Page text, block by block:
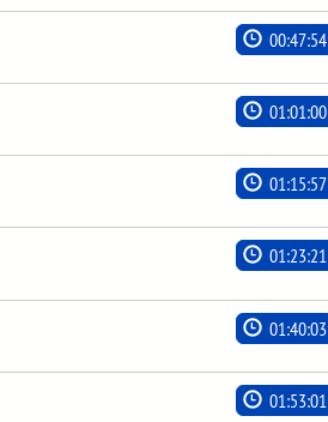
00:47:54
01:01:00
01:15:57
01:23:21
01:40:03
01:53:01